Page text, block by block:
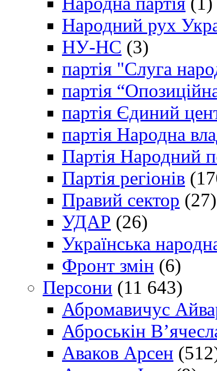
Народний рух
НУ-НС (3)
партія "Слуга
партія
партія Єдиний
партія Народна
Партія Народний
Партія регіонів
Правий сектор (27)
УДАР (26)
Українська
Фронт змін (6)
Персони (11 643)
Абромавичус
Аброськін
Аваков Арсен